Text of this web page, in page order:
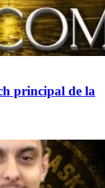
principal de la